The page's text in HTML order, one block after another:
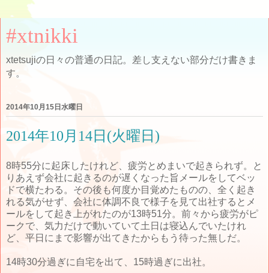
#xtnikki
xtetsujiの日々の普通の日記。差し支えない部分だけ書きま
す。
2014年10月15日水曜日
2014年10月14日(火曜日)
8時55分に起床したけれど、疲労とめまいで起きられず。と
りあえず会社に起きるのが遅くなった旨メールをしてベッ
ドで横たわる。その後も何度か目覚めたものの、全く起き
れる気がせず、会社に体調不良で様子を見て出社するとメ
ールをして起き上がれたのが13時51分。前々から疲労がピ
ークで、気力だけで動いていて土日は寝込んでいたけれ
ど、平日にまで影響が出てきたからもう待った無しだ。
14時30分過ぎに自宅を出て、15時過ぎに出社。